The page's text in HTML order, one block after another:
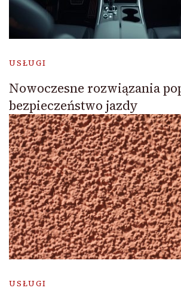
USŁUGI
Nowoczesne rozwiązania
bezpieczeństwo jazdy
USŁUGI